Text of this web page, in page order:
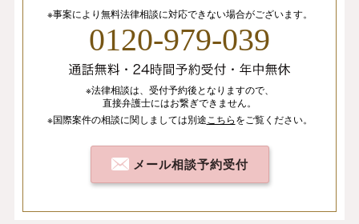
※事案により無料法律相談に対応できない場合がございます。
0120-979-039
※法律相談は、 受付予約後となりますので、
直接弁護士にはお繋ぎできません。
※国際案件の相談に関しましては別途 こちらをご覧ください。
メール相談予約受付